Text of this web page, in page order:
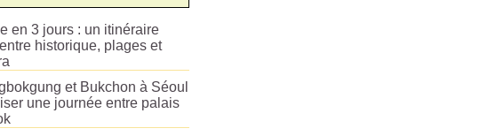
en 3 jours : un itinéraire
historique, plages et
et Bukchon à Séoul
une journée entre palais